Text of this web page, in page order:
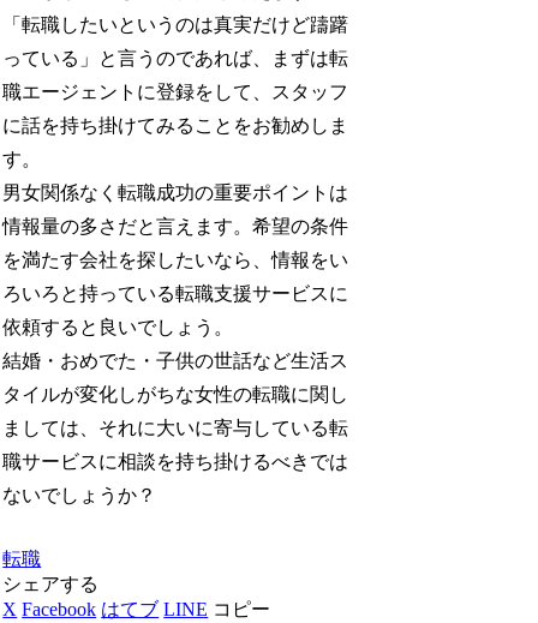
「転職したいというのは真実だけど躊躇
っている」と言うのであれば、まずは転
職エージェントに登録をして、スタッフ
に話を持ち掛けてみることをお勧めしま
す。
男女関係なく転職成功の重要ポイントは
情報量の多さだと言えます。希望の条件
を満たす会社を探したいなら、情報をい
ろいろと持っている転職支援サービスに
依頼すると良いでしょう。
結婚・おめでた・子供の世話など生活ス
タイルが変化しがちな女性の転職に関し
ましては、それに大いに寄与している転
職サービスに相談を持ち掛けるべきでは
ないでしょうか？
転職
シェアする
X Facebook はてブ LINE コピー